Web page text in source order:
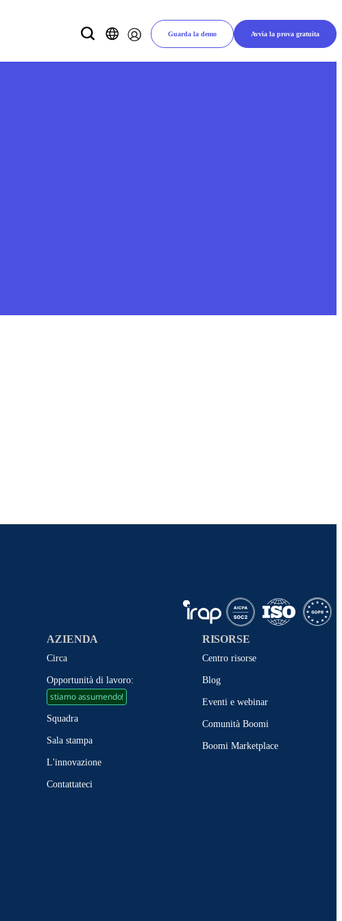
Guarda la demo Avvia la prova gratuita
AZIENDA
Circa
Opportunità di lavoro:
stiamo assumendo!
Squadra
Sala stampa
L'innovazione
Contattateci
RISORSE
Centro risorse
Blog
Eventi e webinar
Comunità Boomi
Boomi Marketplace